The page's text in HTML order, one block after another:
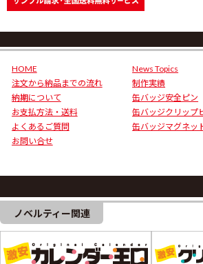
HOME
注文から納品までの流れ
納期について
お支払方法・送料
よくあるご質問
お問い合せ
News Topics
制作実績
缶バッジ安全ピン
缶バッジクリップ
缶バッジマグネッ
ノベルティー関連